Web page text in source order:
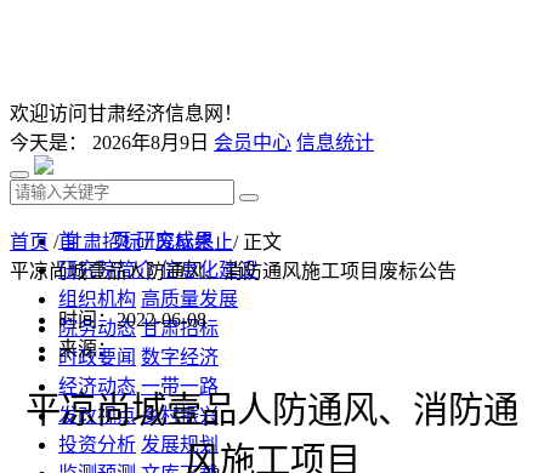
欢迎访问甘肃经济信息网！
今天是： 2026年8月9日 会员中心 信息统计
首 页 研究成果
研究院简介 信息化建设
组织机构 高质量发展
院务动态 甘肃招标
时政要闻 数字经济
经济动态 一带一路
发改视点 乡村振兴
投资分析 发展规划
首页 /甘肃招标/废标终止/ 正文
平凉尚城壹品人防通风、消防通风施工项目废标公告
时间：2022-06-08
来源：
平凉尚城壹品人防通风、消防通
风施工项目